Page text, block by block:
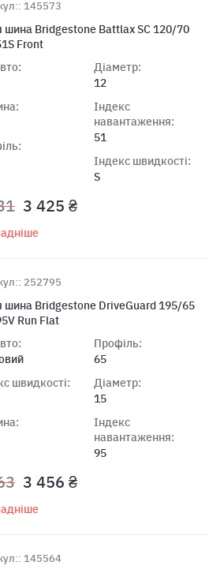
145573
шина Bridgestone Battlax SC 120/70
Front
Діаметр:
12
Індекс
навантаження:
51
Індекс швидкості:
S
3 425 ₴
252795
шина Bridgestone DriveGuard 195/65
Run Flat
швидкості:
Профіль:
65
Діаметр:
15
Індекс
навантаження:
95
3 456 ₴
145564